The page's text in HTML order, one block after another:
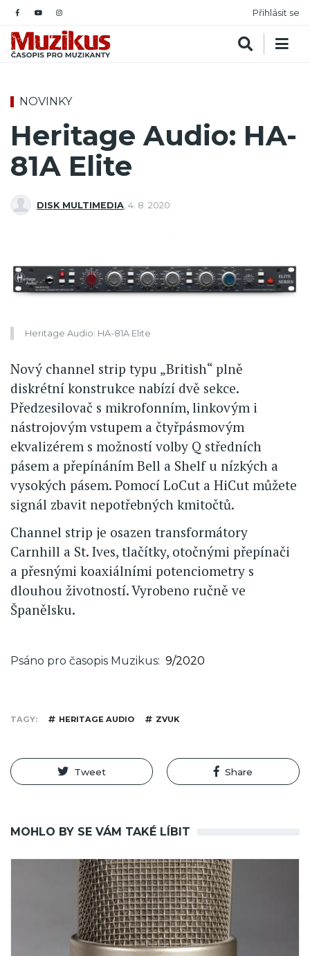
Přihlásit se
NOVINKY
Heritage Audio: HA-
81A Elite
DISK MULTIMEDIA 4. 8. 2020
Heritage Audio: HA-81A Elite
Nový channel strip typu „British“ plně
diskrétní konstrukce nabízí dvě sekce.
Předzesilovač s mikrofonním, linkovým i
nástrojovým vstupem a čtyřpásmovým
ekvalizérem s možností volby Q středních
pásem a přepínáním Bell a Shelf u nízkých a
vysokých pásem. Pomocí LoCut a HiCut můžete
signál zbavit nepotřebných kmitočtů.
Channel strip je osazen transformátory
Carnhill a St. Ives, tlačítky, otočnými přepínači
a přesnými koaxiálními potenciometry s
dlouhou životností. Vyrobeno ručně ve
Španělsku.
Psáno pro časopis Muzikus 9/2020
TAGY HERITAGE AUDIO ZVUK
Tweet Share
MOHLO BY SE VÁM TAKÉ LÍBIT